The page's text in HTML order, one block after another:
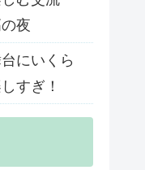
夜
にいくら
すぎ！